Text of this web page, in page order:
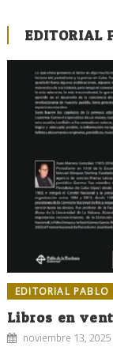
EDITORIAL
EDITORIAL PABLO
Libros en
noviembre 13, 2025